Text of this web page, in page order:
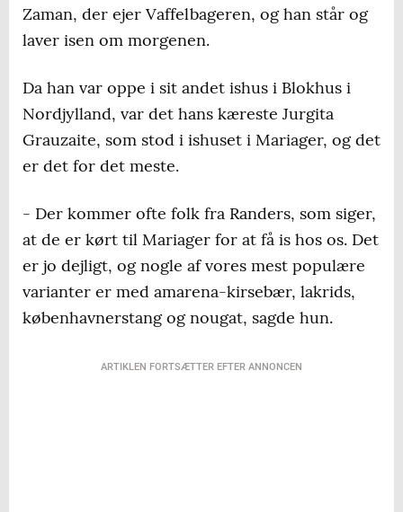
Zaman, der ejer Vaffelbageren, og han står og
laver isen om morgenen.
Da han var oppe i sit andet ishus i Blokhus i
Nordjylland, var det hans kæreste Jurgita
Grauzaite, som stod i ishuset i Mariager, og det
er det for det meste.
- Der kommer ofte folk fra Randers, som siger,
at de er kørt til Mariager for at få is hos os. Det
er jo dejligt, og nogle af vores mest populære
varianter er med amarena-kirsebær, lakrids,
københavnerstang og nougat, sagde hun.
ARTIKLEN FORTSÆTTER EFTER ANNONCEN